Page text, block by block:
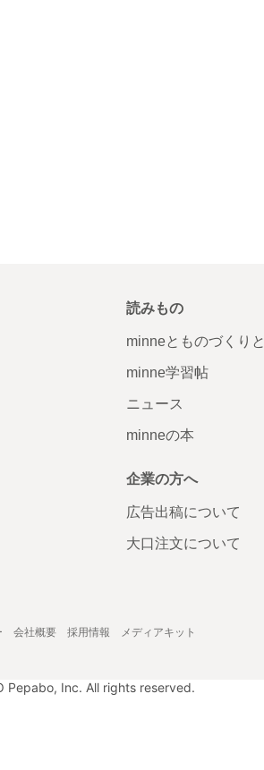
読みもの
minneとものづくりと
minne学習帖
ニュース
minneの本
企業の方へ
広告出稿について
大口注文について
会社概要 採用情報 メディアキット
Pepabo, Inc. All rights reserved.